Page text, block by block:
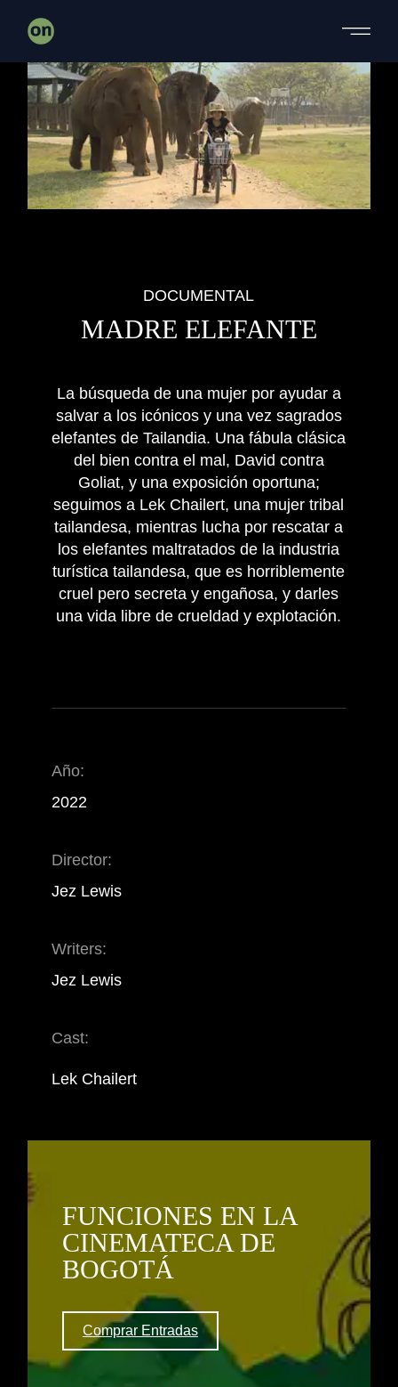
DOCUMENTAL
MADRE ELEFANTE
La búsqueda de una mujer por ayudar a
salvar a los icónicos y una vez sagrados
elefantes de Tailandia. Una fábula clásica
del bien contra el mal, David contra
Goliat, y una exposición oportuna;
seguimos a Lek Chailert, una mujer tribal
tailandesa, mientras lucha por rescatar a
los elefantes maltratados de la industria
turística tailandesa, que es horriblemente
cruel pero secreta y engañosa, y darles
una vida libre de crueldad y explotación.
Año:
2022
Director:
Jez Lewis
Writers:
Jez Lewis
Cast:
Lek Chailert
FUNCIONES EN LA
CINEMATECA DE
BOGOTÁ
Comprar Entradas